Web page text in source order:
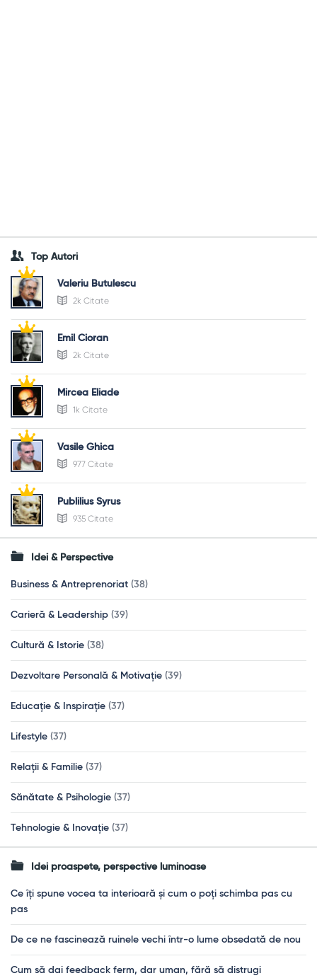
Top Autori
Valeriu Butulescu
2k Citate
Emil Cioran
2k Citate
Mircea Eliade
1k Citate
Vasile Ghica
977 Citate
Publilius Syrus
935 Citate
Idei & Perspective
Business & Antreprenoriat (38)
Carieră & Leadership (39)
Cultură & Istorie (38)
Dezvoltare Personală & Motivație (39)
Educație & Inspirație (37)
Lifestyle (37)
Relații & Familie (37)
Sănătate & Psihologie (37)
Tehnologie & Inovație (37)
Idei proaspete, perspective luminoase
Ce îți spune vocea ta interioară și cum o poți schimba pas cu
pas
De ce ne fascinează ruinele vechi într-o lume obsedată de nou
Cum să dai feedback ferm, dar uman, fără să distrugi